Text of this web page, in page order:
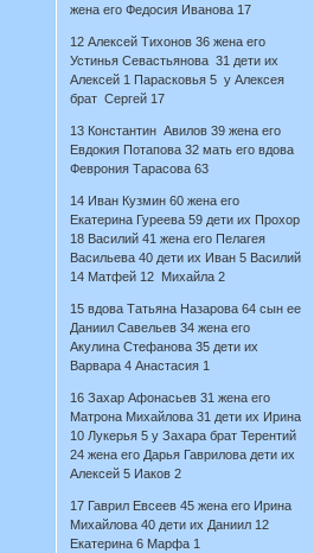
жена его Федосия Иванова 17
12 Алексей Тихонов 36 жена его
Устинья Севастьянова 31 дети их
Алексей 1 Парасковья 5 у Алексея
брат Сергей 17
13 Константин Авилов 39 жена его
Евдокия Потапова 32 мать его вдова
Феврония Тарасова 63
14 Иван Кузмин 60 жена его
Екатерина Гуреева 59 дети их Прохор
18 Василий 41 жена его Пелагея
Васильева 40 дети их Иван 5 Василий
14 Матфей 12 Михайла 2
15 вдова Татьяна Назарова 64 сын ее
Даниил Савельев 34 жена его
Акулина Стефанова 35 дети их
Варвара 4 Анастасия 1
16 Захар Афонасьев 31 жена его
Матрона Михайлова 31 дети их Ирина
10 Лукерья 5 у Захара брат Терентий
24 жена его Дарья Гаврилова дети их
Алексей 5 Иаков 2
17 Гаврил Евсеев 45 жена его Ирина
Михайлова 40 дети их Даниил 12
Екатерина 6 Марфа 1